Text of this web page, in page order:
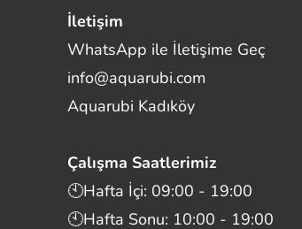
İletişim
WhatsApp ile İletişime Geç
info@aquarubi.com
Aquarubi Kadıköy
Çalışma Saatlerimiz
🕙Hafta İçi: 09:00 - 19:00
🕙Hafta Sonu: 10:00 - 19:00
Merhaba! Size nasıl yardımcı
olabilirim?
İletişim